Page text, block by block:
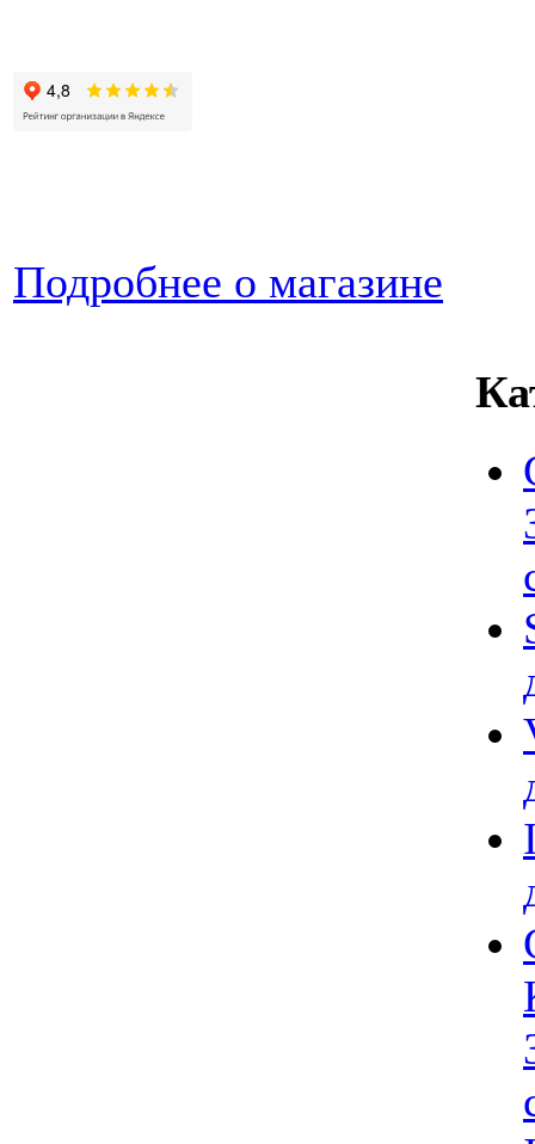
Подробнее о магазине